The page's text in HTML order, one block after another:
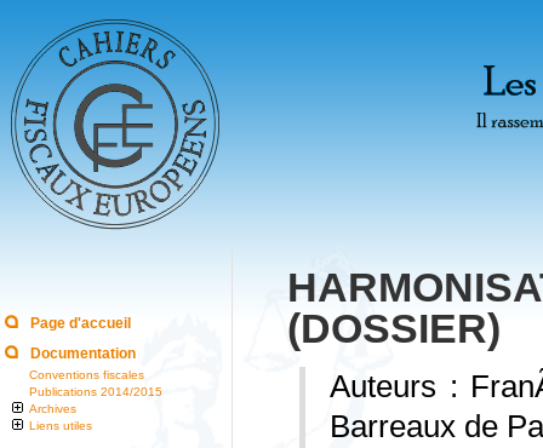
Page d'accueil
Documentation
Conventions fiscales
Publications 2014/2015
Archives
Liens utiles
(DOSSIER)
Auteurs :
Barreaux de